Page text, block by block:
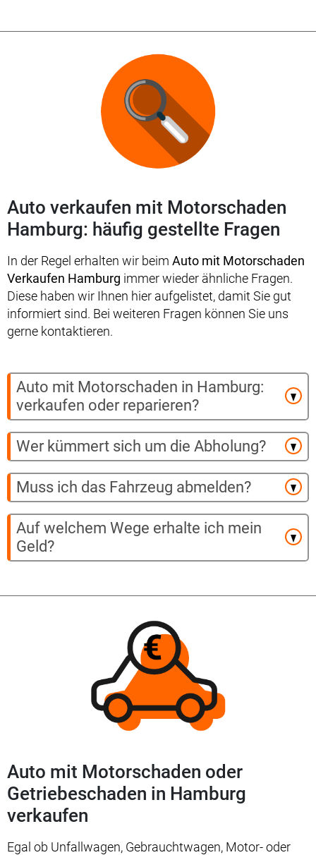
Auto verkaufen mit Motorschaden
Hamburg: häufig gestellte Fragen
In der Regel erhalten wir beim Auto mit Motorschaden
Verkaufen Hamburg immer wieder ähnliche Fragen.
Diese haben wir Ihnen hier aufgelistet, damit Sie gut
informiert sind. Bei weiteren Fragen können Sie uns
gerne kontaktieren.
Auto mit Motorschaden in Hamburg:
verkaufen oder reparieren?
Wer kümmert sich um die Abholung?
Muss ich das Fahrzeug abmelden?
Auf welchem Wege erhalte ich mein
Geld?
Auto mit Motorschaden oder
Getriebeschaden in Hamburg
verkaufen
Egal ob Unfallwagen, Gebrauchtwagen, Motor- oder